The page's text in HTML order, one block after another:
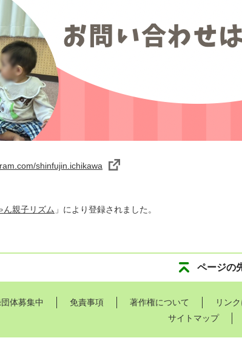
shinfujin.ichikawa
ん親子リズム 」により登録されました。
ページの
体募集中 免責事項 著作権について リン
サイトマップ